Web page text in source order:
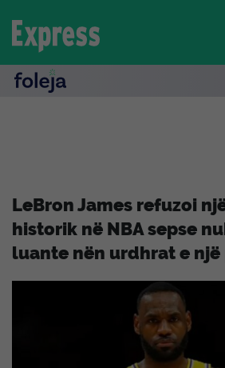
LeBron James refuzoi
historik në NBA sepse
luante nën urdhrat e një